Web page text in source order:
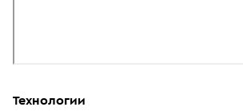
Технологии